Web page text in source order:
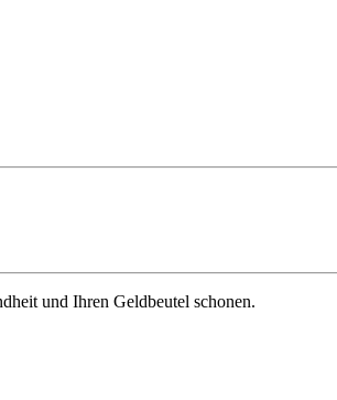
und Ihren Geldbeutel schonen.